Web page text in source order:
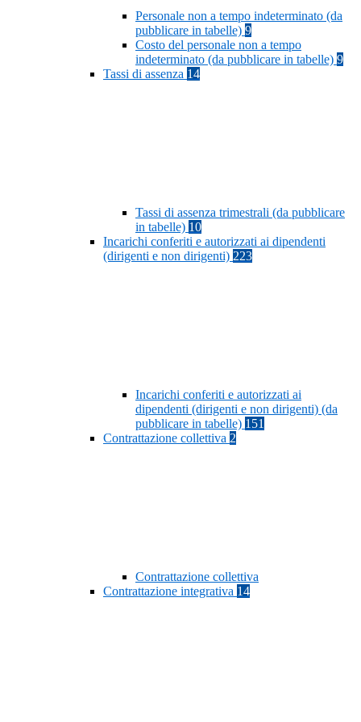
Personale non a tempo indeterminato (da
pubblicare in tabelle) 9
Costo del personale non a tempo
indeterminato (da pubblicare in tabelle) 9
Tassi di assenza 14
Tassi di assenza trimestrali (da pubblicare
in tabelle) 10
Incarichi conferiti e autorizzati ai dipendenti
(dirigenti e non dirigenti) 223
Incarichi conferiti e autorizzati ai
dipendenti (dirigenti e non dirigenti) (da
pubblicare in tabelle) 151
Contrattazione collettiva 2
Contrattazione collettiva
Contrattazione integrativa 14